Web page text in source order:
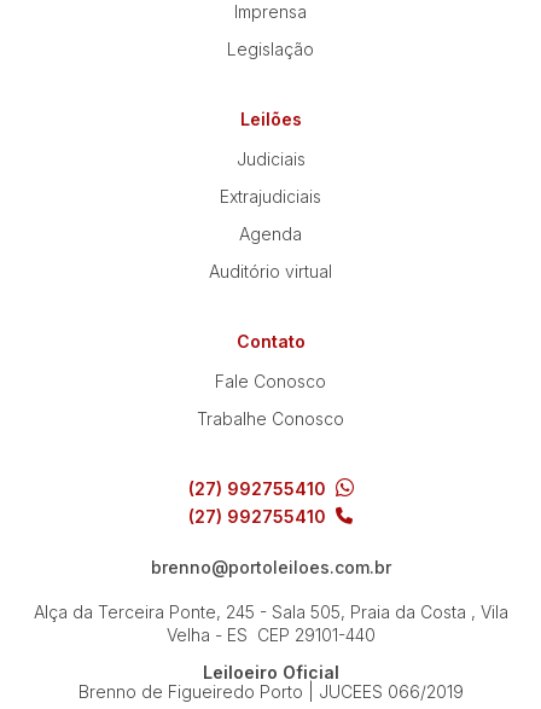
Imprensa
Legislação
Leilões
Judiciais
Extrajudiciais
Agenda
Auditório virtual
Contato
Fale Conosco
Trabalhe Conosco
(27) 992755410
(27) 992755410
brenno@portoleiloes.com.br
Alça da Terceira Ponte, 245 - Sala 505, Praia da Costa , Vila
Velha - ES CEP 29101-440
Leiloeiro Oficial
Brenno de Figueiredo Porto | JUCEES 066/2019